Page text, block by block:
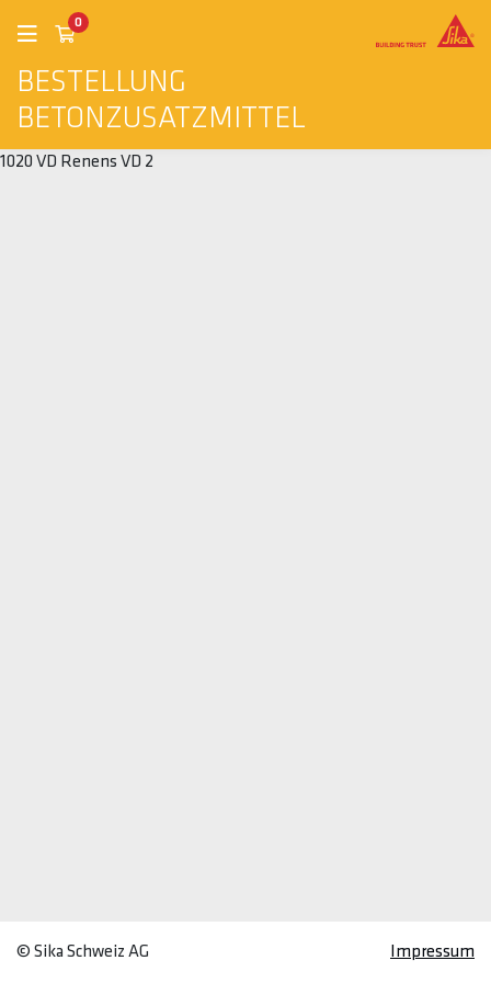
BESTELLUNG
BETONZUSATZMITTEL
0
1020 VD Renens VD 2
© Sika Schweiz AG Impressum